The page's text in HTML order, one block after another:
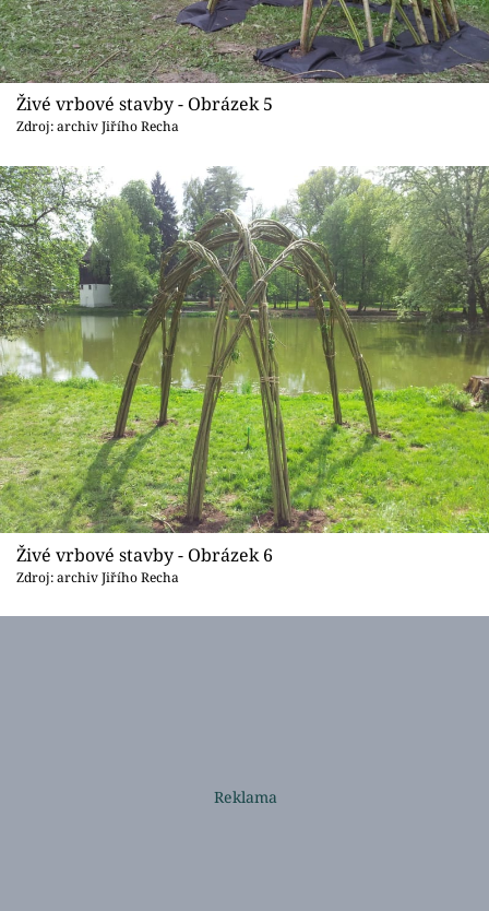
Živé vrbové stavby - Obrázek 5
Zdroj: archiv Jiřího Recha
Živé vrbové stavby - Obrázek 6
Zdroj: archiv Jiřího Recha